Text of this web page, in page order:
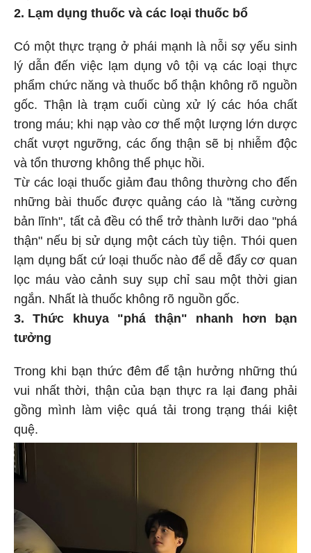
2. Lạm dụng thuốc và các loại thuốc bổ
Có một thực trạng ở phái mạnh là nỗi sợ yếu sinh
lý dẫn đến việc lạm dụng vô tội vạ các loại thực
phẩm chức năng và thuốc bổ thận không rõ nguồn
gốc. Thận là trạm cuối cùng xử lý các hóa chất
trong máu; khi nạp vào cơ thể một lượng lớn dược
chất vượt ngưỡng, các ống thận sẽ bị nhiễm độc
và tổn thương không thể phục hồi.
Từ các loại thuốc giảm đau thông thường cho đến
những bài thuốc được quảng cáo là "tăng cường
bản lĩnh", tất cả đều có thể trở thành lưỡi dao "phá
thận" nếu bị sử dụng một cách tùy tiện. Thói quen
lạm dụng bất cứ loại thuốc nào để dễ đẩy cơ quan
lọc máu vào cảnh suy sụp chỉ sau một thời gian
ngắn. Nhất là thuốc không rõ nguồn gốc.
3. Thức khuya "phá thận" nhanh hơn bạn
tưởng
Trong khi bạn thức đêm để tận hưởng những thú
vui nhất thời, thận của bạn thực ra lại đang phải
gồng mình làm việc quá tải trong trạng thái kiệt
quệ.